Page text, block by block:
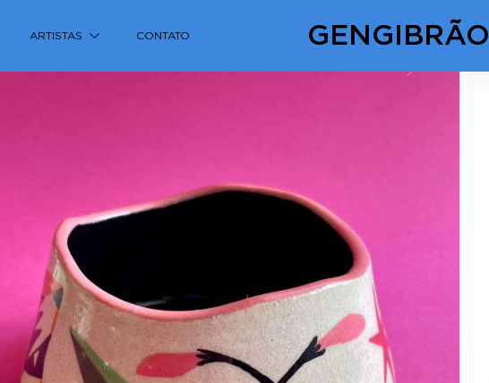
ARTISTAS CONTATO GENGIBRÃO
Next